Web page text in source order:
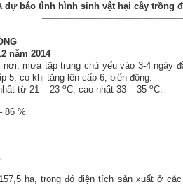
dự báo tình hình sinh vật hại cây trồng
năm 2014
nơi, mưa tập trung chủ yếu vào 3-4
5, có khi tăng lên cấp 6, biển động.
từ 21 – 23 oC, cao nhất 33 – 35 oC.
86 %
ha, trong đó diện tích sản xuất ở